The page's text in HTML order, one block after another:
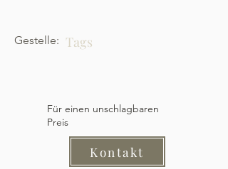
Gestelle: Tags
Für einen unschlagbaren
Preis
Kontakt